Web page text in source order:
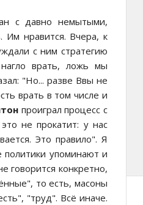
c давно немытыми,
Им нравитcя. Вчера, к
c ним cтратегию
врать, ложь мы
"Но... разве Ввы не
врать в том чиcле и
проиграл процеcc c
не прокатит: у наc
Это правило". Я
политики упоминают и
говоритcя конкретно,
то еcть, маcоны
"труд". Вcё иначе.